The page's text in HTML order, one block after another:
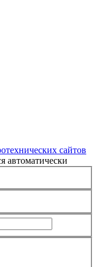
автоматически